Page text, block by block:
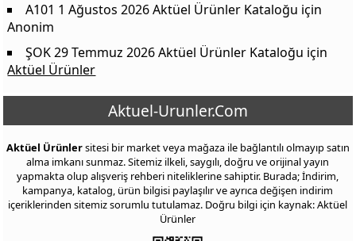
A101 1 Ağustos 2026 Aktüel Ürünler Kataloğu için
Anonim
ŞOK 29 Temmuz 2026 Aktüel Ürünler Kataloğu için
Aktüel Ürünler
Aktuel-Urunler.Com
Aktüel Ürünlersitesi bir market veya mağaza ile bağlantılı olmayıp satın
alma imkanı sunmaz. Sitemiz ilkeli, saygılı, doğru ve orijinal yayın
yapmakta olup alışveriş rehberi niteliklerine sahiptir. Burada; İndirim,
kampanya, katalog, ürün bilgisi paylaşılır ve ayrıca değişen indirim
içeriklerinden sitemiz sorumlu tutulamaz. Doğru bilgi için kaynak: Aktüel
Ürünler